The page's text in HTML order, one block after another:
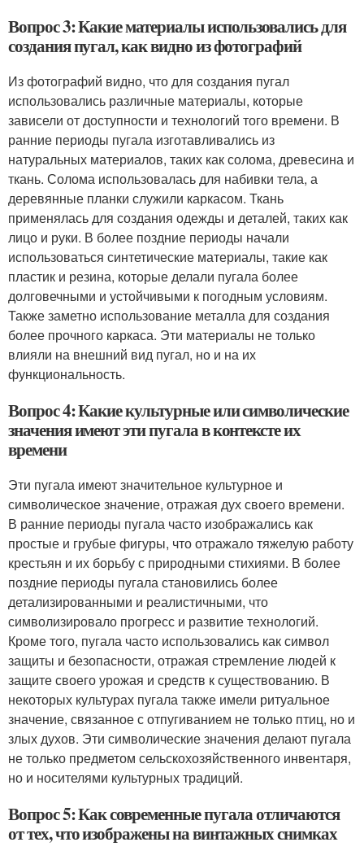
Вопрос 3: Какие материалы использовались для
создания пугал, как видно из фотографий
Из фотографий видно, что для создания пугал
использовались различные материалы, которые
зависели от доступности и технологий того времени. В
ранние периоды пугала изготавливались из
натуральных материалов, таких как солома, древесина и
ткань. Солома использовалась для набивки тела, а
деревянные планки служили каркасом. Ткань
применялась для создания одежды и деталей, таких как
лицо и руки. В более поздние периоды начали
использоваться синтетические материалы, такие как
пластик и резина, которые делали пугала более
долговечными и устойчивыми к погодным условиям.
Также заметно использование металла для создания
более прочного каркаса. Эти материалы не только
влияли на внешний вид пугал, но и на их
функциональность.
Вопрос 4: Какие культурные или символические
значения имеют эти пугала в контексте их
времени
Эти пугала имеют значительное культурное и
символическое значение, отражая дух своего времени.
В ранние периоды пугала часто изображались как
простые и грубые фигуры, что отражало тяжелую работу
крестьян и их борьбу с природными стихиями. В более
поздние периоды пугала становились более
детализированными и реалистичными, что
символизировало прогресс и развитие технологий.
Кроме того, пугала часто использовались как символ
защиты и безопасности, отражая стремление людей к
защите своего урожая и средств к существованию. В
некоторых культурах пугала также имели ритуальное
значение, связанное с отпугиванием не только птиц, но и
злых духов. Эти символические значения делают пугала
не только предметом сельскохозяйственного инвентаря,
но и носителями культурных традиций.
Вопрос 5: Как современные пугала отличаются
от тех, что изображены на винтажных снимках